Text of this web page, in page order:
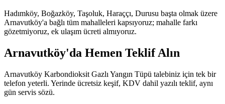
Hadımköy, Boğazköy, Taşoluk, Haraççı, Durusu başta olmak üzere
Arnavutköy'a bağlı tüm mahalleleri kapsıyoruz; mahalle farkı
gözetmiyoruz, ek ulaşım ücreti almıyoruz.
Arnavutköy'da Hemen Teklif Alın
Arnavutköy Karbondioksit Gazlı Yangın Tüpü talebiniz için tek bir
telefon yeterli. Yerinde ücretsiz keşif, KDV dahil yazılı teklif, aynı
gün servis sözü.